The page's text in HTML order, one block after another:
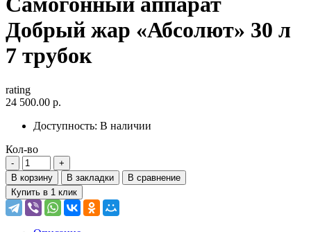
Добрый жар «Абсолют» 30 л
7 трубок
rating
24 500.00 р.
Доступность: В наличии
Кол-во
В корзину В закладки
В сравнение
Купить в 1 клик